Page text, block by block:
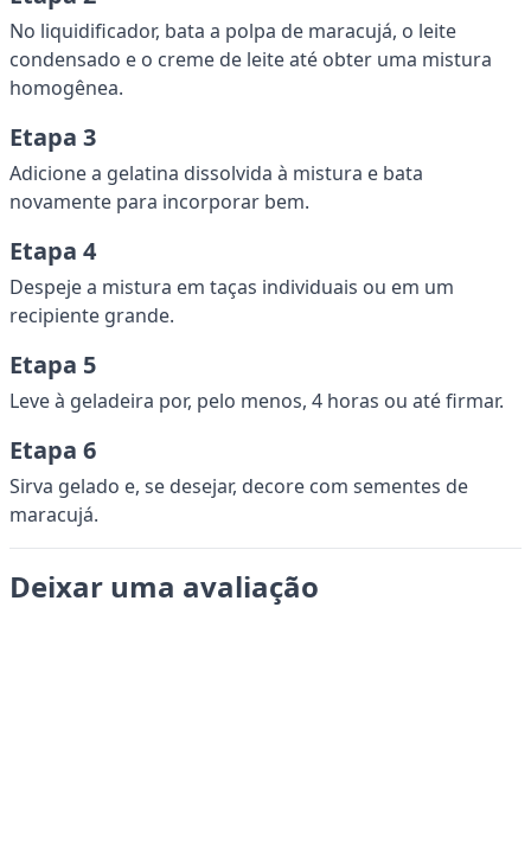
No liquidificador, bata a polpa de maracujá, o leite
condensado e o creme de leite até obter uma mistura
homogênea.
Etapa 3
Adicione a gelatina dissolvida à mistura e bata
novamente para incorporar bem.
Etapa 4
Despeje a mistura em taças individuais ou em um
recipiente grande.
Etapa 5
Leve à geladeira por, pelo menos, 4 horas ou até firmar.
Etapa 6
Sirva gelado e, se desejar, decore com sementes de
maracujá.
Deixar uma avaliação